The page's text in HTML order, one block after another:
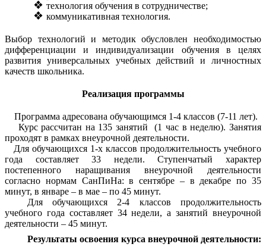
технология обучения в сотрудничестве;
коммуникативная технология.
Выбор технологий и методик обусловлен необходимостью
дифференциации и индивидуализации обучения в целях
развития универсальных учебных действий и личностных
качеств школьника.
Реализация программы
Программа адресована обучающимся 1-4 классов (7-11 лет).
Курс рассчитан на 135 занятий (1 час в неделю). Занятия
проходят в рамках внеурочной деятельности.
Для обучающихся 1-х классов продолжительность учебного
года составляет 33 недели. Ступенчатый характер
постепенного наращивания внеурочной деятельности
согласно нормам СанПиНа: в сентябре – в декабре по 35
минут, в январе – в мае – по 45 минут.
Для обучающихся 2-4 классов продолжительность
учебного года составляет 34 недели, а занятий внеурочной
деятельности – 45 минут.
Результаты освоения курса внеурочной деятельности: